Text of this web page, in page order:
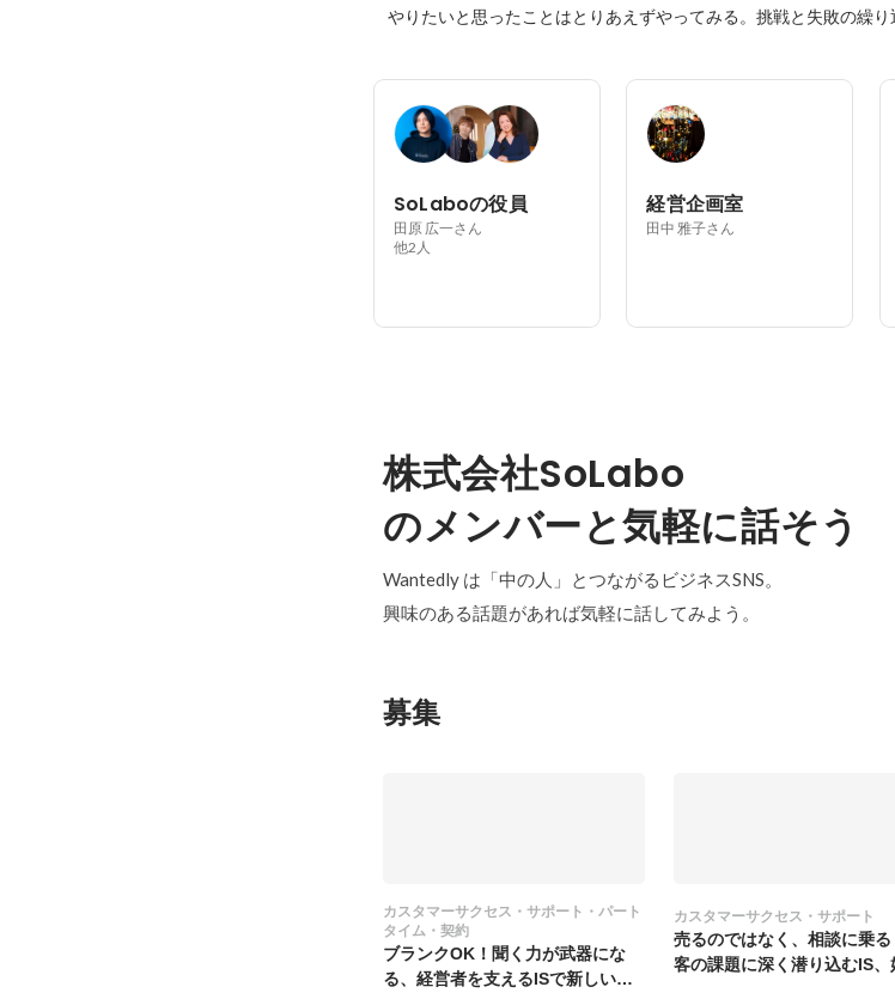
やりたいと思ったことはとりあえずやってみる。挑戦と失敗の繰り
SoLaboの役員
田原 広一さん
他2人
経営企画室
田中 雅子さん
株式会社SoLabo
のメンバーと気軽に話そう
Wantedly は「中の人」とつながるビジネスSNS。
興味のある話題があれば気軽に話してみよう。
募集
カスタマーサクセス・サポート・パート
タイム・契約
ブランクOK！聞く力が武器にな
る、経営者を支えるISで新しいキ
カスタマーサクセス・サポート
売るのではなく、相談に乗る
客の課題に深く潜り込むIS、